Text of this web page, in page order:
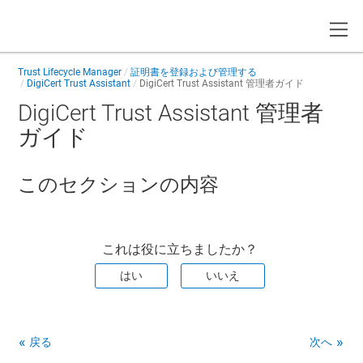
Trust Lifecycle Manager
証明書を登録および管理する
DigiCert Trust Assistant
DigiCert Trust Assistant 管理者ガイド
DigiCert Trust Assistant 管理者
ガイド
このセクションの内容
これは役に立ちましたか？
はい いいえ
戻る 次へ